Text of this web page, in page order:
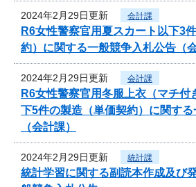
2024年2月29日更新 会計課
R6女性警察官用夏スカート以下3
約）に関する一般競争入札公告（会
2024年2月29日更新 会計課
R6女性警察官用冬服上衣（マチ付
下5件の製造（単価契約）に関す
（会計課）
2024年2月29日更新 統計課
統計学習に関する副読本作成及び